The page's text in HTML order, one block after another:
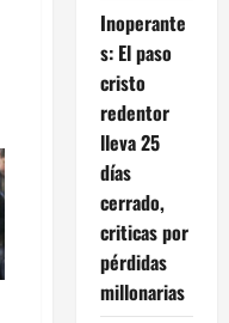
Inoperante
s: El paso
cristo
redentor
lleva 25
días
cerrado,
criticas por
pérdidas
millonarias